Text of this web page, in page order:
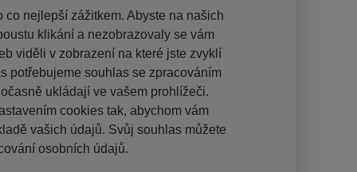
nejlepší zážitkem. Abyste na našich
klikání a nezobrazovaly se vám
viděli v zobrazení na které jste zvyklí
potřebujeme souhlas se zpracováním
ukládají ve vašem prohlížeči.
cookies tak, abychom vám
vašich údajů. Svůj souhlas můžete
osobních údajů.